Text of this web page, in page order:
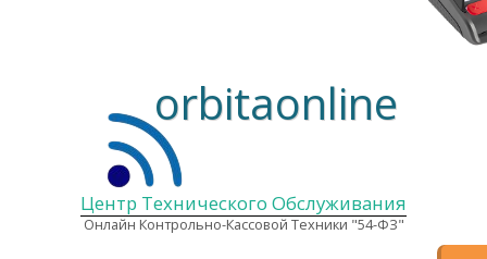
Центр Технического Обслуживания
Онлайн Контрольно-Кассовой Техники "54-ФЗ"
orbitaonline